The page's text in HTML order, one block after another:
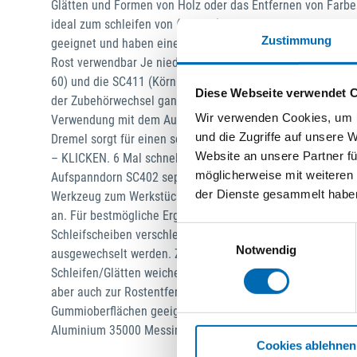
Zustimmung
Diese Webseite verwendet
Wir verwenden Cookies,
und die Zugriffe auf unsere
Website an unsere Partner
möglicherweise mit
der Dienste gesammelt
Einwilligungsauswahl
Notwendig
Cookies ablehnen
Glätten und Formen von Holz oder das Entfernen von
ideal zum schleifen von (glatten) Flächen und Kanten
geeignet und haben eine feinere Körnung als die Dremel
Rost verwendbar Je niedriger die Körnung, desto mehr
60) und die SC411 (Körnung: 240) gehören zur exklusiven
der Zubehörwechsel ganz einfach: ZIEHEN – DREHEN –
Verwendung mit dem Aufspanndorn SC402. Der exklusive
Dremel sorgt für einen schnellen, leichten und
– KLICKEN. 6 Mal schnellerer Zubehörwechsel als mit
Aufspanndorn SC402 separat erhältlich). Diese Scheiben
Werkzeug zum Werkstück zeigend verwendet und passen
an. Für bestmögliche Ergebnisse sollte hauptsächlich die
Schleifscheiben verschleißen mit der Zeit und können
ausgewechselt werden. Zur Verwendung auf folgenden
Schleifen/Glätten weicherer Materialien wie Hartholz,
aber auch zur Rostentfernung von Metallen wie z. B. Stahl
Gummioberflächen geeignet. Empfohlene Drehzahl.
Aluminium 35000 Messing 35000 Kupfer 25–35000